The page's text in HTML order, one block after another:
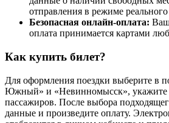
отправления в режиме
Безопасная онлайн-оплата:
оплата принимается картами
Как купить билет?
Для оформления поездки выберите в
Южный» и «Невинномысск», укажите
пассажиров. После выбора
данные и произведите оплату.